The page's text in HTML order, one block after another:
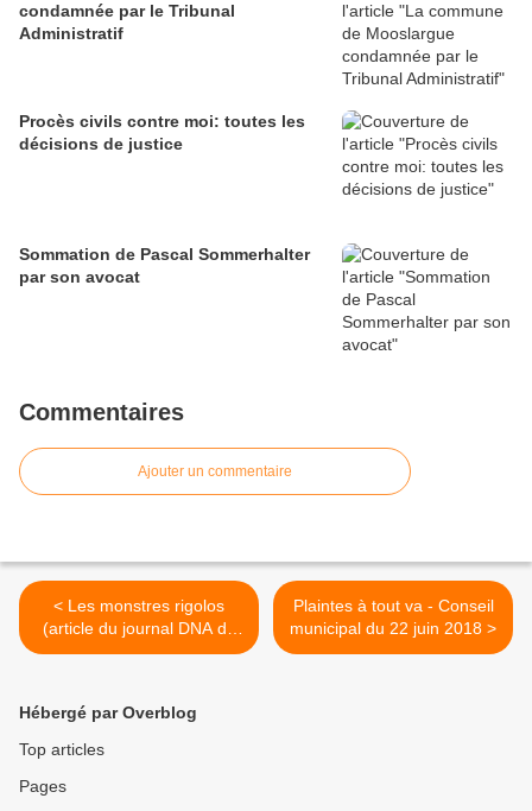
condamnée par le Tribunal
Administratif
Procès civils contre moi: toutes les
décisions de justice
Sommation de Pascal Sommerhalter
par son avocat
Commentaires
Ajouter un commentaire
< Les monstres rigolos
(article du journal DNA du
12/07/2018)
Plaintes à tout va - Conseil
municipal du 22 juin 2018 >
Hébergé par Overblog
Top articles
Pages